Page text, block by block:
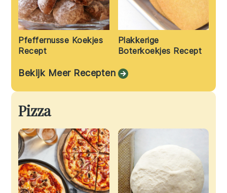
Bekijk Meer Recepten
Pfeffernusse Koekjes
Recept
Plakkerige
Boterkoekjes Recept
Pizza